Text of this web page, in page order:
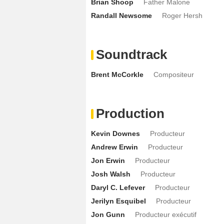
Brian Shoop
Father Malone
Randall Newsome
Roger Hersh
Soundtrack
Brent McCorkle Compositeur
Production
Kevin Downes
Producteur
Andrew Erwin
Producteur
Jon Erwin
Producteur
Josh Walsh
Producteur
Daryl C. Lefever
Producteur
Jerilyn Esquibel
Producteur
Jon Gunn
Producteur exécutif